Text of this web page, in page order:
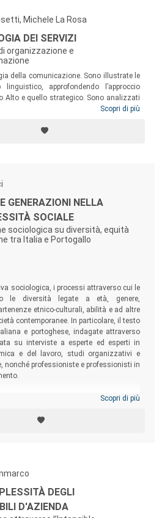
Michele La Rosa
DEI SERVIZI
organizzazione e
della comunicazione. Sono illustrate le
approfondendo l’approccio
Alto e quello strategico. Sono analizzati
la comunicazione scritta nel bambino e
non-verbale e quella persuasiva,
nella comunicazione commerciale
prosociale nel settore non profit, con
Progresso di stampo nazionale e
statunitense.
Scopri di più
GENERAZIONI NELLA
SOCIALE
sociologica su diversità, equità
tra Italia e Portogallo
sociologica, i processi attraverso cui le
le diversità legate a età, genere,
etnico-culturali, abilità e ad altre
contemporanee. In particolare, il testo
e portoghese, indagate attraverso
su interviste a esperte ed esperti in
e del lavoro, studi organizzativi e
nonché professioniste e professionisti in
Scopri di più
DEGLI
D'AZIENDA